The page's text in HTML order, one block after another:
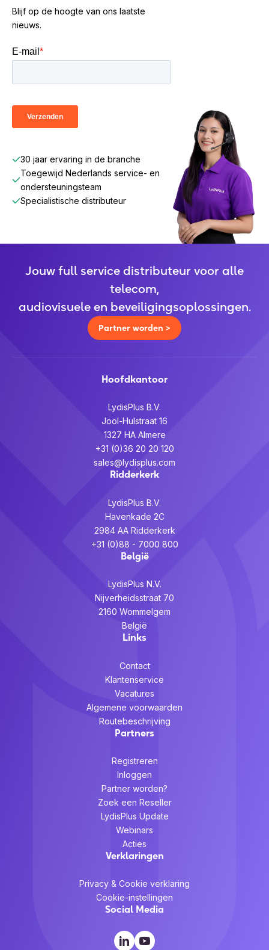
Blijf op de hoogte van ons laatste
nieuws.
30 jaar ervaring in de branche
Toegewijd Nederlands service- en
ondersteuningsteam
Specialistische distributeur
Jouw full service distributeur voor alle
telecom,
audiovisuele en beveiligingsoplossingen.
Partner worden >
Hoofdkantoor
LydisPlus B.V.
Jool-Hulstraat 16
1327 HA Almere
+31 (0)36 20 20 120
sales@lydisplus.com
Ridderkerk
LydisPlus B.V.
Havenkade 2C
2984 AA Ridderkerk
+31 (0)88 - 7000 800
België
LydisPlus N.V.
Nijverheidsstraat 70
2160 Wommelgem
België
Links
Contact
Klantenservice
Vacatures
Algemene voorwaarden
Routebeschrijving
Partners
Registreren
Inloggen
Partner worden?
Zoek een Reseller
LydisPlus Update
Webinars
Acties
Verklaringen
Privacy & Cookie verklaring
Cookie-instellingen
Social Media